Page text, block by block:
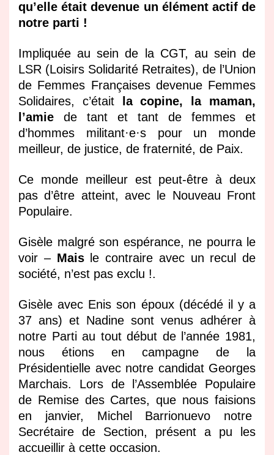
qu’elle était devenue un élément actif de
notre parti !
Impliquée au sein de la CGT, au sein de
LSR (Loisirs Solidarité Retraites), de l’Union
de Femmes Françaises devenue Femmes
Solidaires, c’était la copine, la maman,
l’amie de tant et tant de femmes et
d’hommes militant·e·s pour un monde
meilleur, de justice, de fraternité, de Paix.
Ce monde meilleur est peut-être à deux
pas d’être atteint, avec le Nouveau Front
Populaire.
Gisèle malgré son espérance, ne pourra le
voir – Maisle contraire avec un recul de
société, n’est pas exclu !.
Gisèle avec Enis son époux (décédé il y a
37 ans) et Nadine sont venus adhérer à
notre Parti au tout début de l’année 1981,
nous étions en campagne de la
Présidentielle avec notre candidat Georges
Marchais. Lors de l’Assemblée Populaire
de Remise des Cartes, que nous faisions
en janvier, Michel Barrionuevo notre
Secrétaire de Section, présent a pu les
accueillir à cette occasion.